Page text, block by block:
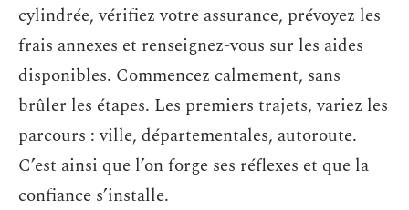
cylindrée, vérifiez votre assurance, prévoyez les
frais annexes et renseignez-vous sur les aides
disponibles. Commencez calmement, sans
brûler les étapes. Les premiers trajets, variez les
parcours : ville, départementales, autoroute.
C’est ainsi que l’on forge ses réflexes et que la
confiance s’installe.